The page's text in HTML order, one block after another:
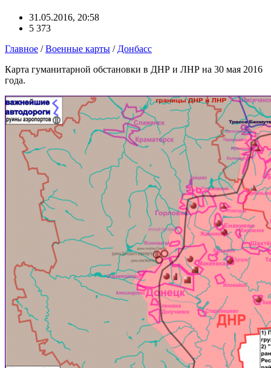
31.05.2016, 20:58
5 373
Главное /Военные карты / Донбасс
Карта гуманитарной обстановки в ДНР и ЛНР на 30 мая 2016
года.